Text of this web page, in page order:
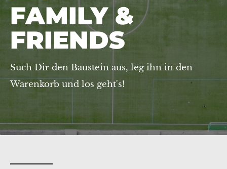
FAMILY &
FRIENDS
Such Dir den Baustein aus, leg ihn in den
Warenkorb und los geht's!